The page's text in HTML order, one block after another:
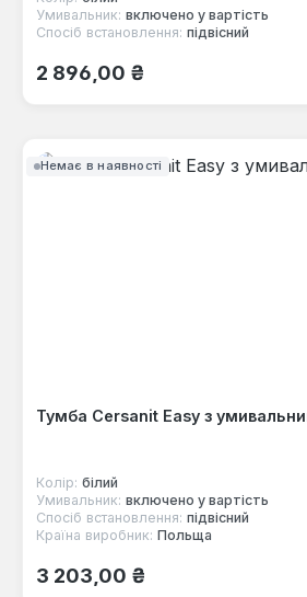
Умивальник: включено у вартість
Спосіб встановлення: підвісний
Звичайна ціна:
2 896,00 ₴
Немає в наявності
Тумба Cersanit Easy з
Колір: білий
Умивальник: включено у вартість
Спосіб встановлення: підвісний
Країна виробник: Польща
Звичайна ціна:
3 203,00 ₴